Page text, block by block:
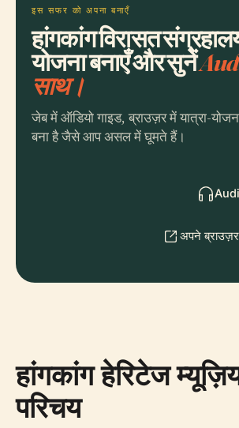
इस सफर को अपना बनाएँ
हांगकांग विरासत
योजना बनाएँ और सुनें
साथ।
जेब में ऑडियो गाइड, ब्राउज़र में यात्रा-
बना है जैसे आप असल में घूमते हैं।
अपने ब्राउज़र
हांगकांग हेरिटेज
परिचय